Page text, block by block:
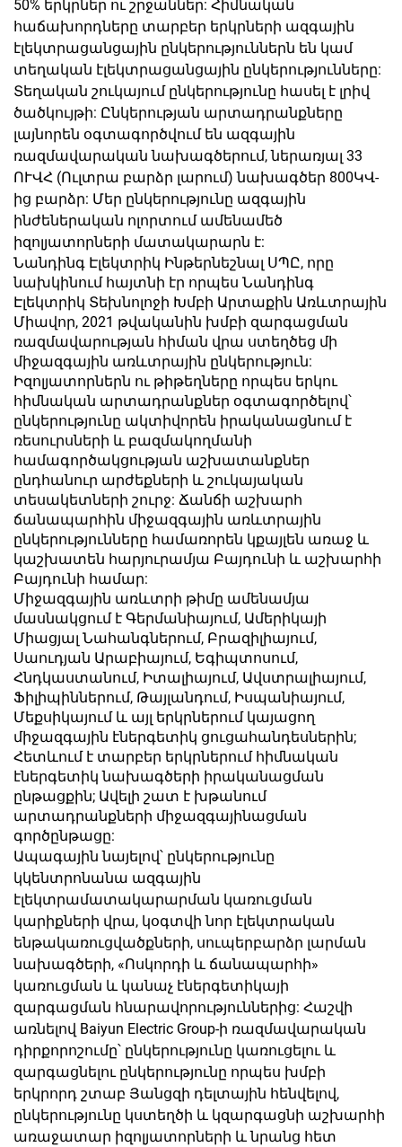
50% երկրներ ու շրջաններ: Հիմնական
հաճախորդները տարբեր երկրների ազգային
էլեկտրացանցային ընկերություններն են կամ
տեղական էլեկտրացանցային ընկերությունները:
Տեղական շուկայում ընկերությունը հասել է լրիվ
ծածկույթի: Ընկերության արտադրանքները
լայնորեն օգտագործվում են ազգային
ռազմավարական նախագծերում, ներառյալ 33
ՈՒՎՀ (Ուլտրա բարձր լարում) նախագծեր 800ԿՎ-
ից բարձր: Մեր ընկերությունը ազգային
ինժեներական ոլորտում ամենամեծ
իզոլյատորների մատակարարն է:
Նանդինգ Էլեկտրիկ Ինթերնեշնալ ՍՊԸ, որը
նախկինում հայտնի էր որպես Նանդինգ
Էլեկտրիկ Տեխնոլոջի Խմբի Արտաքին Առևտրային
Միավոր, 2021 թվականին խմբի զարգացման
ռազմավարության հիման վրա ստեղծեց մի
միջազգային առևտրային ընկերություն:
Իզոլյատորներն ու թիթեղները որպես երկու
հիմնական արտադրանքներ օգտագործելով՝
ընկերությունը ակտիվորեն իրականացնում է
ռեսուրսների և բազմակողմանի
համագործակցության աշխատանքներ
ընդհանուր արժեքների և շուկայական
տեսակետների շուրջ: Ճանճի աշխարհ
ճանապարհին միջազգային առևտրային
ընկերությունները համառորեն կքայլեն առաջ և
կաշխատեն հարյուրամյա Բայդունի և աշխարհի
Բայդունի համար:
Միջազգային առևտրի թիմը ամենամյա
մասնակցում է Գերմանիայում, Ամերիկայի
Միացյալ Նահանգներում, Բրազիլիայում,
Սաուդյան Արաբիայում, Եգիպտոսում,
Հնդկաստանում, Իտալիայում, Ավստրալիայում,
Ֆիլիպիններում, Թայլանդում, Իսպանիայում,
Մեքսիկայում և այլ երկրներում կայացող
միջազգային էներգետիկ ցուցահանդեսներին;
Հետևում է տարբեր երկրներում հիմնական
էներգետիկ նախագծերի իրականացման
ընթացքին; Ավելի շատ է խթանում
արտադրանքների միջազգայինացման
գործընթացը:
Ապագային նայելով՝ ընկերությունը
կկենտրոնանա ազգային
էլեկտրամատակարարման կառուցման
կարիքների վրա, կօգտվի նոր էլեկտրական
ենթակառուցվածքների, սուպերբարձր լարման
նախագծերի, «Ոսկորդի և ճանապարհի»
կառուցման և կանաչ էներգետիկայի
զարգացման հնարավորություններից: Հաշվի
առնելով Baiyun Electric Group-ի ռազմավարական
դիրքորոշումը՝ ընկերությունը կառուցելու և
զարգացնելու ընկերությունը որպես խմբի
երկրորդ շտաբ Յանցզի դելտային հենվելով,
ընկերությունը կստեղծի և կզարգացնի աշխարհի
առաջատար իզոլյատորների և նրանց հետ